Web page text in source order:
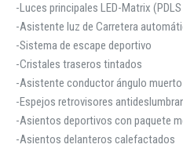
-Luces principales LED-Matrix
-Asistente luz de Carretera
-Sistema de escape deportivo
-Cristales traseros tintados
-Asistente conductor ángulo muerto
-Espejos retrovisores
-Asientos deportivos con paquete
-Asientos delanteros calefactados